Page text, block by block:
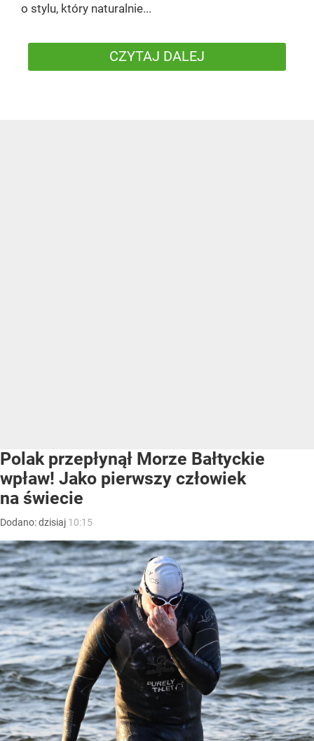
o stylu, który naturalnie...
CZYTAJ DALEJ
Polak przepłynął Morze Bałtyckie
wpław! Jako pierwszy człowiek
na świecie
Dodano:dzisiaj 10:15